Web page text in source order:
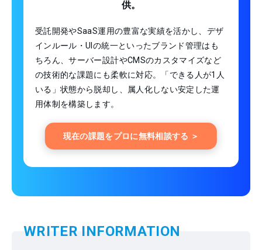
供。
受託開発やSaaS運用の豊富な実績を活かし、デザ
インルール・UIの統一といったブランド管理はも
ちろん、サーバー設計やCMSのカスタマイズなど
の技術的な課題にも柔軟に対応。「できる人が1人
いる」状態から脱却し、属人化しない安定した運
用体制を構築します。
現在の課題をプロに無料相談する ＞
WRITER INFORMATION